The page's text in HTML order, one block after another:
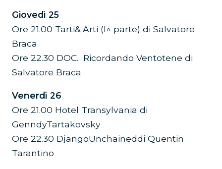
Giovedì 25
Ore 21.00 Tarti& Arti (I^ parte) di Salvatore
Braca
Ore 22.30 DOC. Ricordando Ventotene di
Salvatore Braca
Venerdì 26
Ore 21.00 Hotel Transylvania di
GenndyTartakovsky
Ore 22.30 DjangoUnchaineddi Quentin
Tarantino